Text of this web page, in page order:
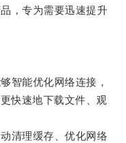
，专为需要迅速提升
能优化网络连接，
快速地下载文件、观
清理缓存、优化网络